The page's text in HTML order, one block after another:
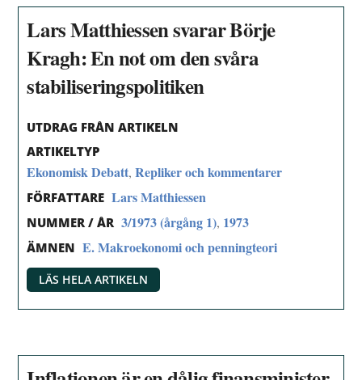
Lars Matthiessen svarar Börje
Kragh: En not om den svåra
stabiliseringspolitiken
UTDRAG FRÅN ARTIKELN
ARTIKELTYP
Ekonomisk Debatt,Repliker och kommentarer
FÖRFATTARE Lars Matthiessen
NUMMER / ÅR 3/1973 (årgång 1), 1973
ÄMNEN E. Makroekonomi och penningteori
LÄS HELA ARTIKELN